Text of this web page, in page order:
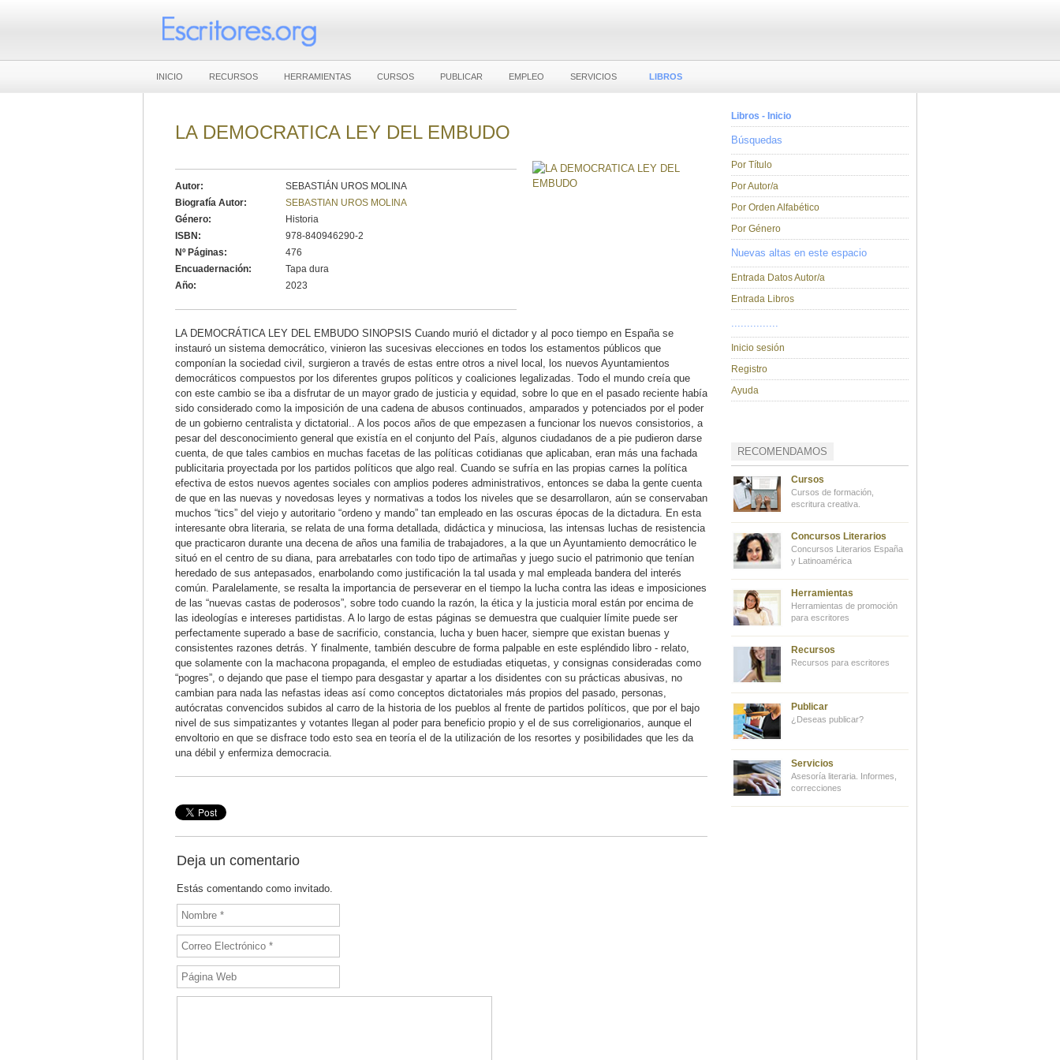
INICIO RECURSOS HERRAMIENTAS CURSOS PUBLICAR EMPLEO SERVICIOS LIBROS
LA DEMOCRATICA LEY DEL EMBUDO
Autor:
SEBASTIÁN UROS MOLINA
Biografía Autor:
SEBASTIAN UROS MOLINA
Género:
Historia
ISBN:
978-840946290-2
Nº Páginas:
476
Encuadernación:
Tapa dura
Año:
2023
LA DEMOCRÁTICA LEY DEL EMBUDO SINOPSIS Cuando murió el dictador y al poco tiempo en España se
instauró un sistema democrático, vinieron las sucesivas elecciones en todos los estamentos públicos que
componían la sociedad civil, surgieron a través de estas entre otros a nivel local, los nuevos Ayuntamientos
democráticos compuestos por los diferentes grupos políticos y coaliciones legalizadas. Todo el mundo creía que
con este cambio se iba a disfrutar de un mayor grado de justicia y equidad, sobre lo que en el pasado reciente había
sido considerado como la imposición de una cadena de abusos continuados, amparados y potenciados por el poder
de un gobierno centralista y dictatorial.. A los pocos años de que empezasen a funcionar los nuevos consistorios, a
pesar del desconocimiento general que existía en el conjunto del País, algunos ciudadanos de a pie pudieron darse
cuenta, de que tales cambios en muchas facetas de las políticas cotidianas que aplicaban, eran más una fachada
publicitaria proyectada por los partidos políticos que algo real. Cuando se sufría en las propias carnes la política
efectiva de estos nuevos agentes sociales con amplios poderes administrativos, entonces se daba la gente cuenta
de que en las nuevas y novedosas leyes y normativas a todos los niveles que se desarrollaron, aún se conservaban
muchos “tics” del viejo y autoritario “ordeno y mando” tan empleado en las oscuras épocas de la dictadura. En esta
interesante obra literaria, se relata de una forma detallada, didáctica y minuciosa, las intensas luchas de resistencia
que practicaron durante una decena de años una familia de trabajadores, a la que un Ayuntamiento democrático le
situó en el centro de su diana, para arrebatarles con todo tipo de artimañas y juego sucio el patrimonio que tenían
heredado de sus antepasados, enarbolando como justificación la tal usada y mal empleada bandera del interés
común. Paralelamente, se resalta la importancia de perseverar en el tiempo la lucha contra las ideas e imposiciones
de las “nuevas castas de poderosos”, sobre todo cuando la razón, la ética y la justicia moral están por encima de
las ideologías e intereses partidistas. A lo largo de estas páginas se demuestra que cualquier límite puede ser
perfectamente superado a base de sacrificio, constancia, lucha y buen hacer, siempre que existan buenas y
consistentes razones detrás. Y finalmente, también descubre de forma palpable en este espléndido libro - relato,
que solamente con la machacona propaganda, el empleo de estudiadas etiquetas, y consignas consideradas como
“pogres”, o dejando que pase el tiempo para desgastar y apartar a los disidentes con su prácticas abusivas, no
cambian para nada las nefastas ideas así como conceptos dictatoriales más propios del pasado, personas,
autócratas convencidos subidos al carro de la historia de los pueblos al frente de partidos políticos, que por el bajo
nivel de sus simpatizantes y votantes llegan al poder para beneficio propio y el de sus correligionarios, aunque el
envoltorio en que se disfrace todo esto sea en teoría el de la utilización de los resortes y posibilidades que les da
una débil y enfermiza democracia.
Deja un comentario
Estás comentando como invitado.
Libros - Inicio
Búsquedas
Por Título
Por Autor/a
Por Orden Alfabético
Por Género
Nuevas altas en este espacio
Entrada Datos Autor/a
Entrada Libros
...............
Inicio sesión
Registro
Ayuda
RECOMENDAMOS
Cursos
Cursos de formación,
escritura creativa.
Concursos Literarios
Concursos Literarios España
y Latinoamérica
Herramientas
Herramientas de promoción
para escritores
Recursos
Recursos para escritores
Publicar
¿Deseas publicar?
Servicios
Asesoría literaria. Informes,
correcciones